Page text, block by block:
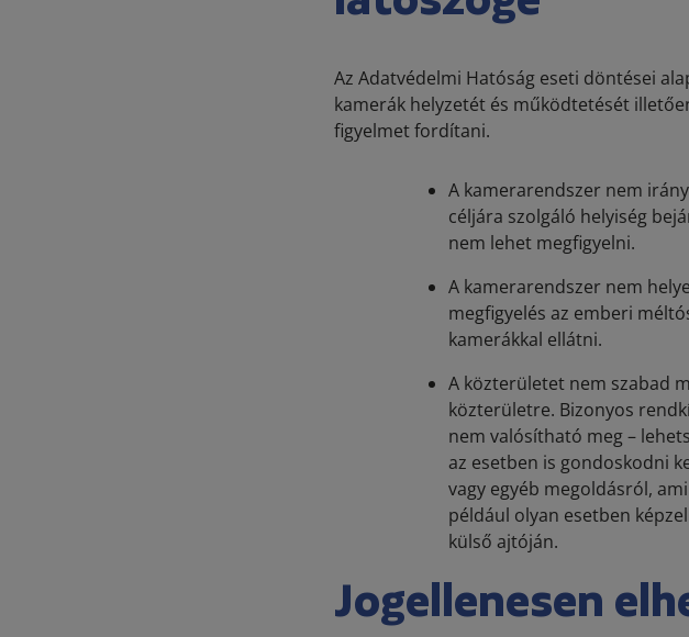
Az Adatvédelmi Hatóság eseti döntései
kamerák helyzetét és működtetését
figyelmet fordítani.
A kamerarendszer nem
céljára szolgáló helyiség
nem lehet megfigyelni.
A kamerarendszer nem
megfigyelés az emberi
kamerákkal ellátni.
A közterületet nem szabad
közterületre. Bizonyos
nem valósítható meg –
az esetben is gondoskodni
vagy egyéb megoldásról,
például olyan esetben
külső ajtóján.
Jogellenesen